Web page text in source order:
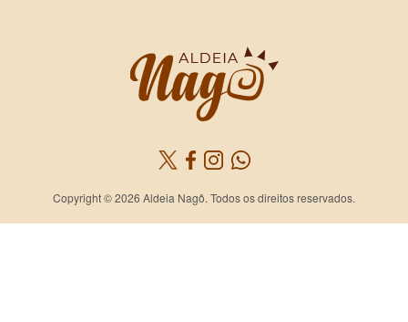
Copyright © 2026 Aldeia Nagô. Todos os direitos reservados.